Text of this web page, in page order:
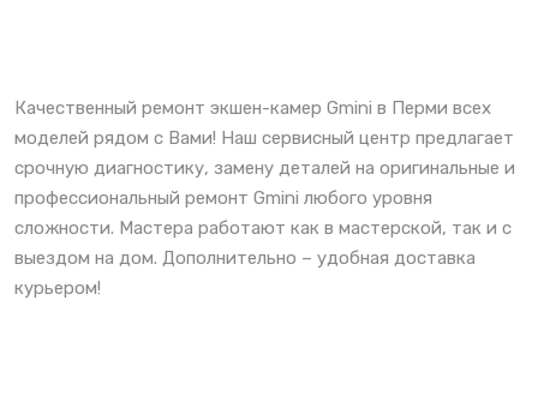
Качественный ремонт экшен-камер Gmini в Перми всех
моделей рядом с Вами! Наш сервисный центр предлагает
срочную диагностику, замену деталей на оригинальные и
профессиональный ремонт Gmini любого уровня
сложности. Мастера работают как в мастерской, так и с
выездом на дом. Дополнительно – удобная доставка
курьером!